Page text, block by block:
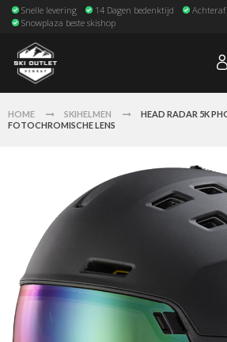
Snelle levering 14 Dagen bedenktijd
Snowplaza beste skishop
HOME SKIHELMEN
HEAD RADAR 5K
FOTOCHROMISCHE LENS